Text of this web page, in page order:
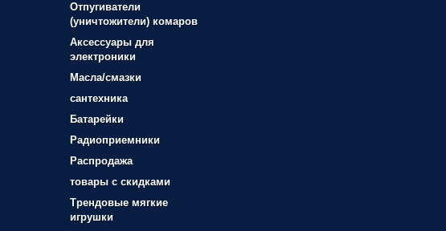
Отпугиватели
(уничтожители) комаров
Аксессуары для
электроники
Масла/смазки
сантехника
Батарейки
Радиоприемники
Распродажа
товары с скидками
Трендовые мягкие
игрушки